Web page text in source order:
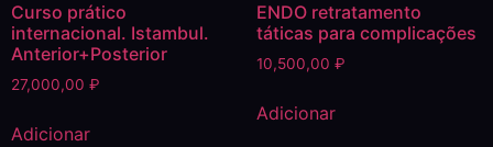
Curso prático
internacional. Istambul.
Anterior+Posterior
27,000,00 ₽
Adicionar
ENDO retratamento
táticas para complicações
10,500,00 ₽
Adicionar